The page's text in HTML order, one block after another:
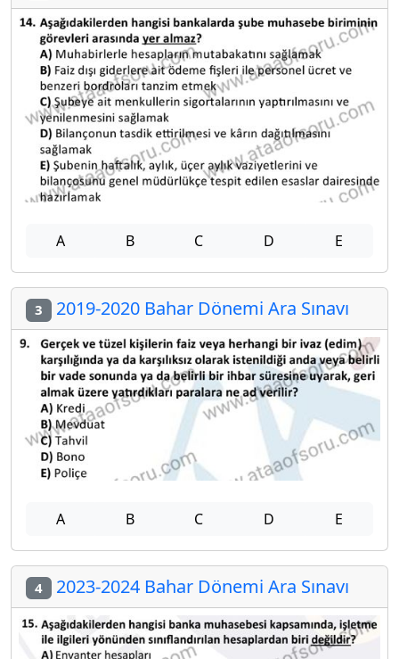
A B C D E
3 2019-2020 Bahar Dönemi Ara Sınavı
A B C D E
4 2023-2024 Bahar Dönemi Ara Sınavı